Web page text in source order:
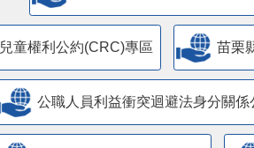
兒童權利公約(CRC)專區 苗栗
公職人員利益衝突迴避法身分關係